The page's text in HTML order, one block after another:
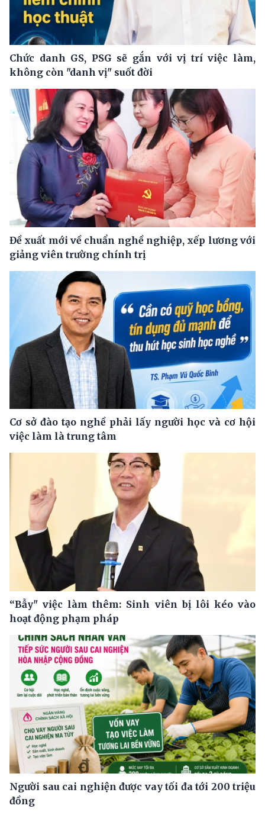
Chức danh GS, PSG sẽ gắn với vị trí việc làm,
không còn "danh vị" suốt đời
Đề xuất mới về chuẩn nghề nghiệp, xếp lương với
giảng viên trường chính trị
Cơ sở đào tạo nghề phải lấy người học và cơ hội
việc làm là trung tâm
“Bẫy" việc làm thêm: Sinh viên bị lôi kéo vào
hoạt động phạm pháp
Người sau cai nghiện được vay tối đa tới 200 triệu
đồng